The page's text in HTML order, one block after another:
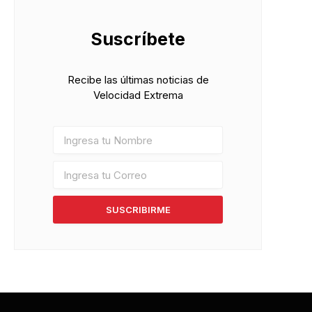
Suscríbete
Recibe las últimas noticias de
Velocidad Extrema
SUSCRIBIRME